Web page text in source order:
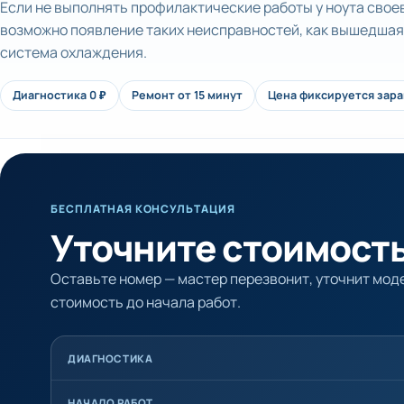
Если не выполнять профилактические работы у ноута
возможно появление таких неисправностей, как
система охлаждения.
Диагностика 0 ₽ Ремонт от 15 минут Цена фиксируется
БЕСПЛАТНАЯ КОНСУЛЬТАЦИЯ
Уточните
Оставьте номер — мастер перезвонит, уточнит
стоимость до начала работ.
ДИАГНОСТИКА